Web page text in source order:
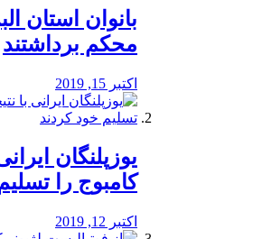
بانوان استان
محكم برداشتند
اکتبر 15, 2019
یوزپلنگان
کامبوج را
اکتبر 12, 2019